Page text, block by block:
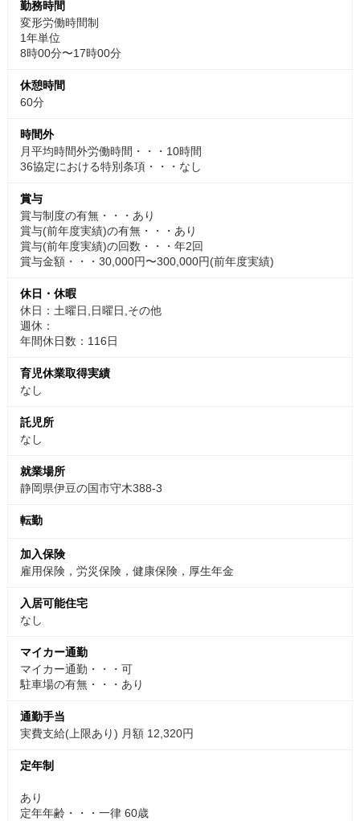
勤務時間
変形労働時間制
1年単位
8時00分〜17時00分
休憩時間
60分
時間外
月平均時間外労働時間・・・10時間
36協定における特別条項・・・なし
賞与
賞与制度の有無・・・あり
賞与(前年度実績)の有無・・・あり
賞与(前年度実績)の回数・・・年2回
賞与金額・・・30,000円〜300,000円(前年度実績)
休日・休暇
休日：土曜日,日曜日,その他
週休：
年間休日数：116日
育児休業取得実績
なし
託児所
なし
就業場所
静岡県伊豆の国市守木388-3
転勤
加入保険
雇用保険，労災保険，健康保険，厚生年金
入居可能住宅
なし
マイカー通勤
マイカー通勤・・・可
駐車場の有無・・・あり
通勤手当
実費支給(上限あり) 月額 12,320円
定年制
あり
定年年齢・・・一律 60歳